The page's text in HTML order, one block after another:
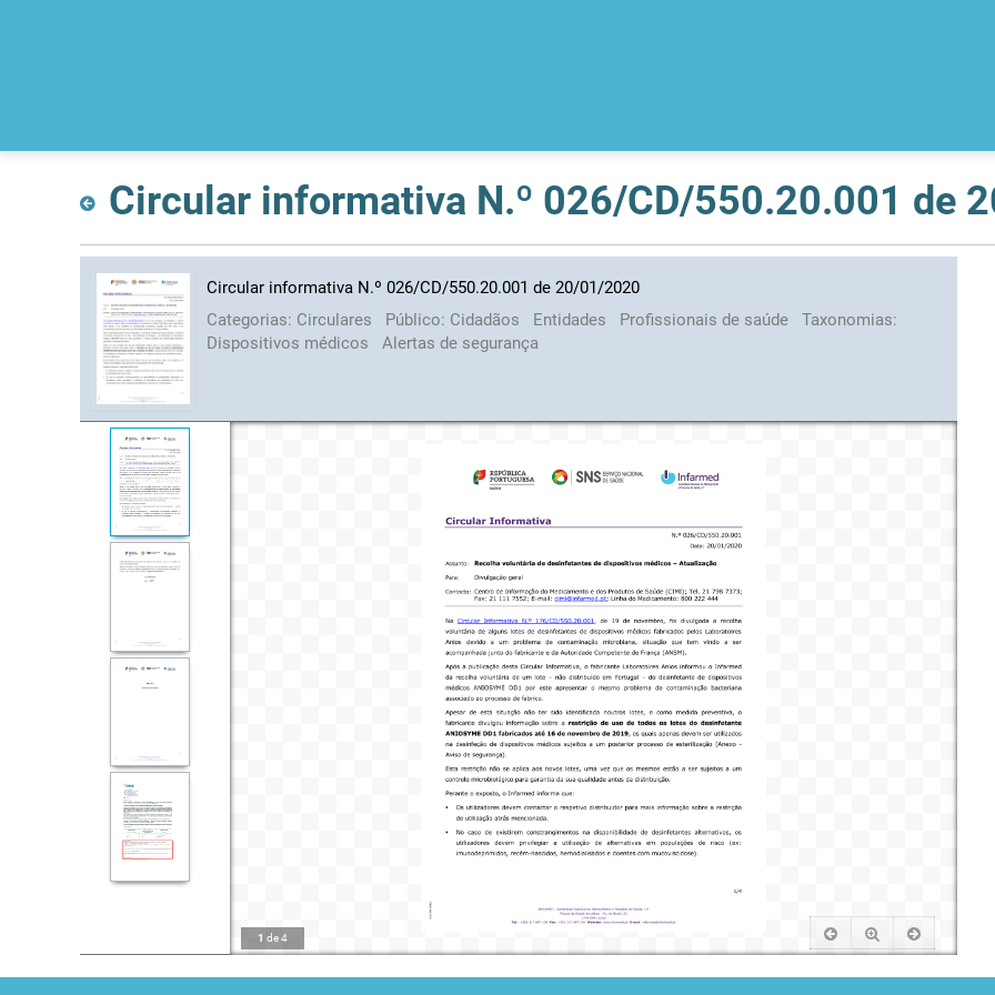
Circular informativa N.º 026/CD/550.20.001 de
Circular informativa N.º 026/CD/550.20.001 de 20/01/2020
Categorias: Circulares Público: Cidadãos Entidades Profissionais de saúde
Taxonomias:
Dispositivos médicos
Alertas de segurança
1 de4